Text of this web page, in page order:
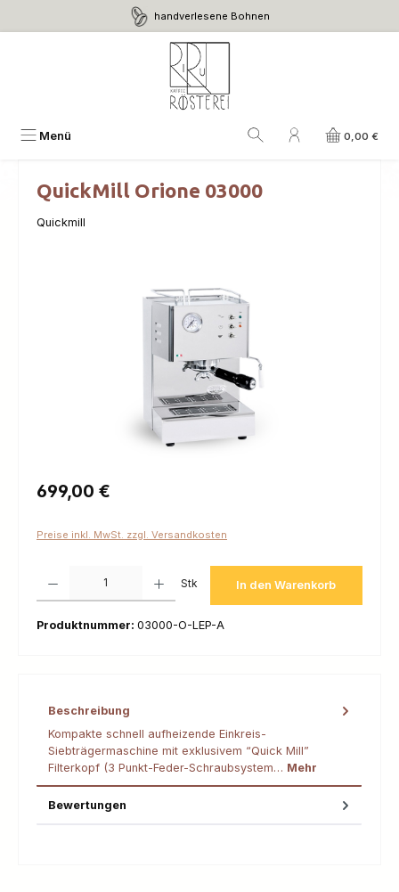
Zum Hauptinhalt springen handverlesene Bohnen
Menü 0,00 €
QuickMill Orione 03000
Quickmill
Regulärer Preis:
699,00 €
Preise inkl. MwSt. zzgl. Versandkosten
Stk In den Warenkorb
Produktnummer: 03000-O-LEP-A
Beschreibung
Kompakte schnell aufheizende Einkreis-
Siebträgermaschine mit exklusivem “Quick Mill”
Filterkopf (3 Punkt-Feder-Schraubsystem… Mehr
Bewertungen